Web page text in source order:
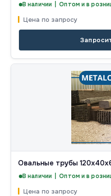
В наличии | Оптом и в
Цена по запросу
Овальные трубы
В наличии | Оптом и в
Цена по запросу